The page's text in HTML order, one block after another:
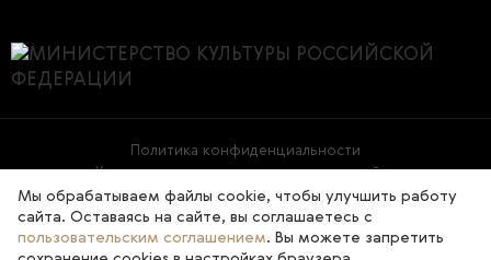
Мы обрабатываем файлы cookie, чтобы улучшить работу
сайта. Оставаясь на сайте, вы соглашаетесь с
пользовательским соглашением. Вы можете запретить
Политика конфиденциальности
Условия использования материалов сайта
2026 © Государственная Третьяковская галерея